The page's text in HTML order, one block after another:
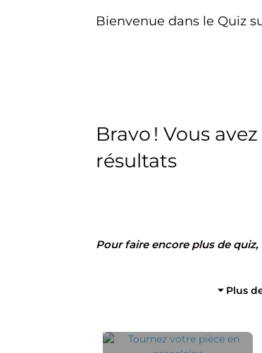
Bienvenue dans le Quiz
Bravo ! Vous
résultats
Pour faire encore plus de quiz,
⏷ Plus